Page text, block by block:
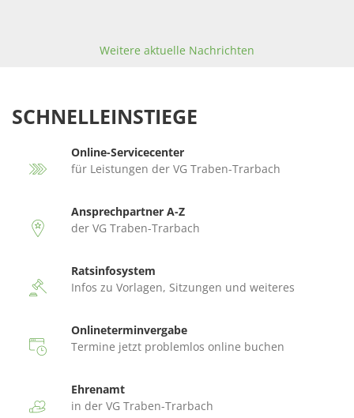
Weitere aktuelle Nachrichten
SCHNELLEINSTIEGE
Online-Servicecenter
für Leistungen der VG Traben-Trarbach
Ansprechpartner A-Z
der VG Traben-Trarbach
Ratsinfosystem
Infos zu Vorlagen, Sitzungen und weiteres
Onlineterminvergabe
Termine jetzt problemlos online buchen
Ehrenamt
in der VG Traben-Trarbach